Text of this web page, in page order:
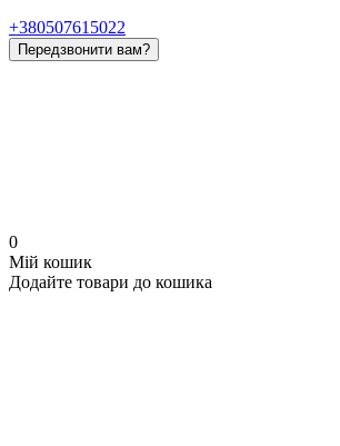
+380507615022
Передзвонити вам?
0
Мій кошик
Додайте товари до кошика